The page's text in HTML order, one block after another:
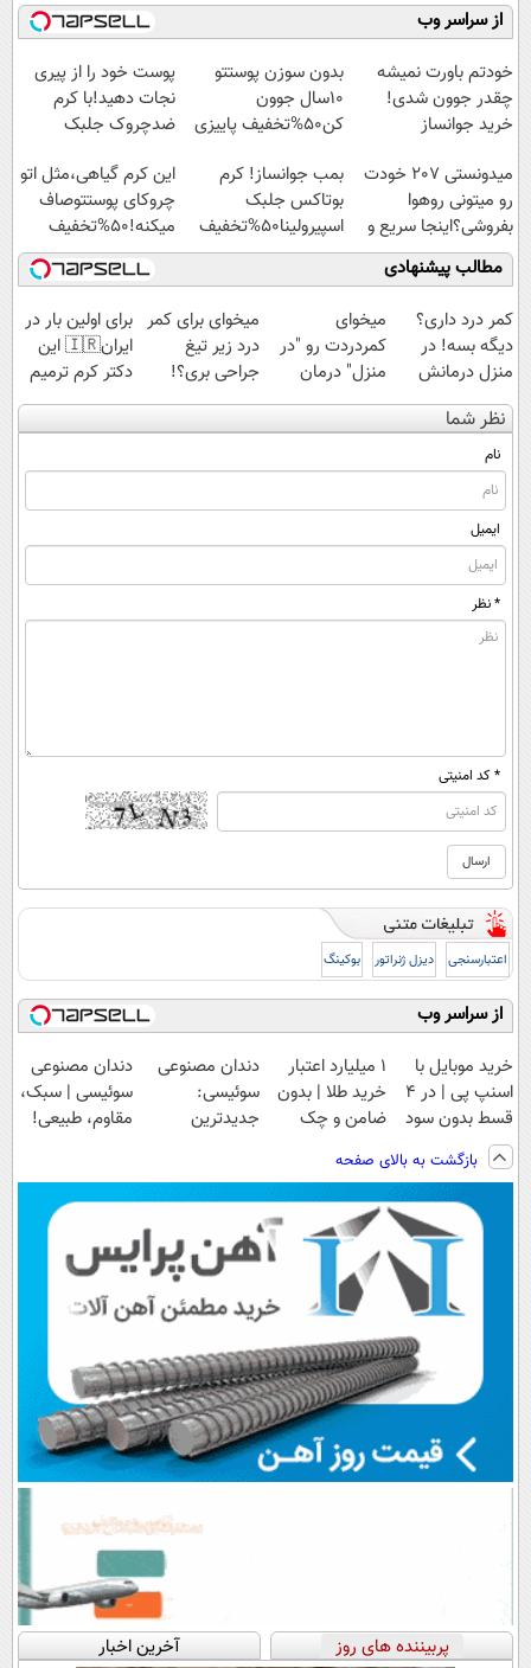
میلیاردر شد.
آموزش رایگان
موثر(تخفیف تا
امشب)
فناوری اروپا،
سبک و مقاوم |
پرداخت قسطی
کنید!
◗پرسش‌نامه◖
از سراسر وب
خودتم باورت نمیشه
چقدر جوون شدی!
خرید جوانساز
ویژه
بدون سوزن پوستتو
10سال جوون
کن50%تخفیف پاییزی
پوست خود را از پیری
نجات دهید!با کرم
ضدچروک جلبک
میدونستی 207 خودت
رو میتونی روهوا
بفروشی؟اینجا سریع و
راحت بفروش
بمب جوانساز! کرم
بوتاکس جلبک
اسپیرولینا50%تخفیف
این کرم گیاهی،مثل اتو
چروکای پوستتوصاف
میکنه!50%تخفیف
مطالب پیشنهادی
کمر درد داری؟
دیگه بسه! در
منزل درمانش
کن
(◀پرسش‌نامه)
میخوای
کمردردت رو "در
منزل" درمان
کنی؟ (◂فیلم +
◂پرسش‌نامه)
میخوای برای کمر
درد زیر تیغ
جراحی بری؟!
◗پرسش‌نامه رو
پر کن◖
برای اولین بار در
ایران🇮🇷 این
دکتر کرم ترمیم
کننده 23 روزه
ساخت!
نظر شما
نام
ایمیل
* نظر
* کد امنیتی
اعتبارسنجی دیزل ژنراتور بوکینگ
از سراسر وب
خرید موبایل با
اسنپ پی | در ۴
قسط بدون سود
و کارمزد!
۱ میلیارد اعتبار
خرید طلا | بدون
ضامن و چک
دندان مصنوعی
سوئیسی:
جدیدترین
پرداخت قسطی
دندان مصنوعی
سوئیسی | سبک،
مقاوم، طبیعی!
اقساطی😍
بازگشت به بالای صفحه
پربیننده های روز آخرین اخبار